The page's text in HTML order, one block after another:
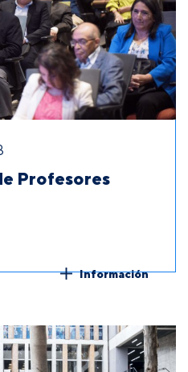
Profesores
Información